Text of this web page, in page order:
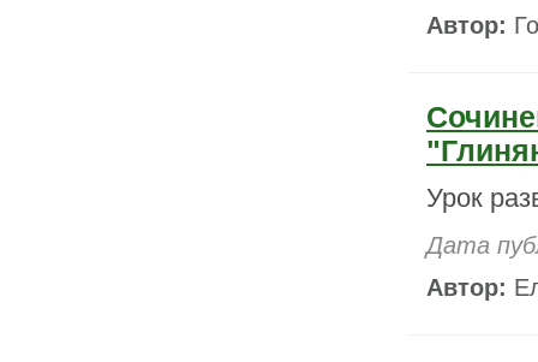
Автор:
Урок
Дата
Автор: